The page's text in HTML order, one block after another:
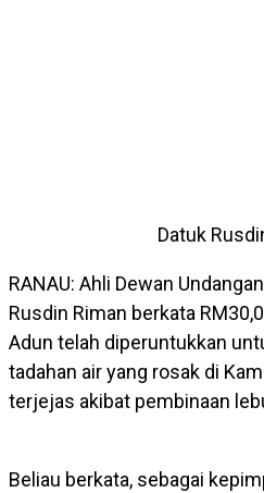
Datuk
RANAU: Ahli Dewan
Rusdin Riman berkata
Adun telah diperuntukkan
tadahan air yang rosak di
terjejas akibat pembinaan
Beliau berkata, sebagai